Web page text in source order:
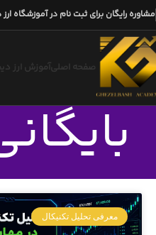
مشاوره رایگان برای ثبت نام در آموزشگاه
صفحه اصلیآموزش ارز
معرفی تحلیل تکنیکال